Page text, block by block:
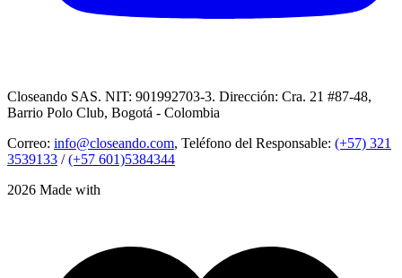
Closeando SAS. NIT: 901992703-3. Dirección: Cra. 21 #87-48,
Barrio Polo Club, Bogotá - Colombia
Correo: info@closeando.com, Teléfono del Responsable: (+57) 321
3539133 /(+57 601)5384344
2026 Made with